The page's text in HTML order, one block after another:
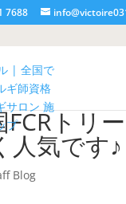
7688
FCRトリ
人気です♪
Blog